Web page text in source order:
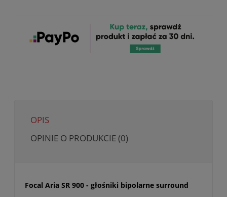
OPIS
OPINIE O PRODUKCIE (0)
Focal Aria SR 900 - głośniki bipolarne surround